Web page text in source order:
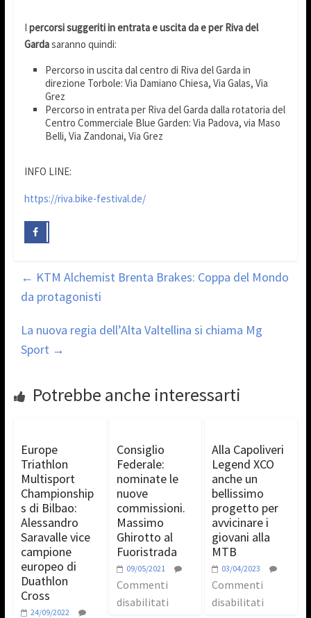
I percorsi suggeriti in entrata e uscita da e per Riva del
Gardasaranno quindi:
Percorso in uscita dal centro di Riva del Garda in
direzione Torbole: Via Damiano Chiesa, Via Galas, Via
Grez
Percorso in entrata per Riva del Garda dalla rotatoria del
Centro Commerciale Blue Garden: Via Padova, via Maso
Belli, Via Zandonai, Via Grez
INFO LINE:
https://riva.bike-festival.de/
← KTM Alchemist Brenta Brakes: Coppa del Mondo
da protagonisti
La nuova regia dell’Alta Valtellina si chiama Mg
Sport →
Potrebbe anche interessarti
Europe
Triathlon
Multisport
Championship
s di Bilbao:
Alessandro
Saravalle vice
campione
europeo di
Duathlon
Cross
24/09/2022
Consiglio
Federale:
nominate le
nuove
commissioni.
Massimo
Ghirotto al
Fuoristrada
09/05/2021
Commenti
disabilitati
Alla Capoliveri
Legend XCO
anche un
bellissimo
progetto per
avvicinare i
giovani alla
MTB
03/04/2023
Commenti
disabilitati